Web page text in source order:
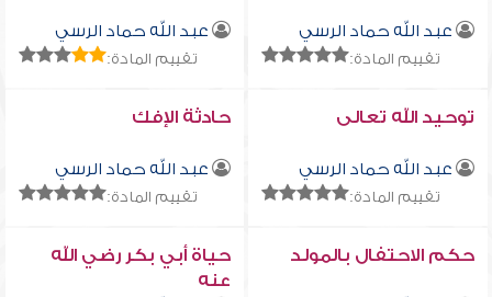
عبد الله حماد الرسي
تقييم المادة:
عبد الله حماد الرسي
تقييم المادة:
توحيد الله تعالى
عبد الله حماد الرسي
تقييم المادة:
حادثة الإفك
عبد الله حماد الرسي
تقييم المادة:
حكم الاحتفال بالمولد
حياة أبي بكر رضي الله
عنه